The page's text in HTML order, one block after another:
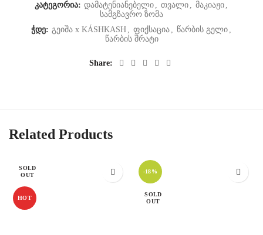
კატეგორია: დამატენიანებელი , თვალი , მაკიაჟი ,
სამგზავრო ზომა
ჭდე: გეიშა x KÁSHKASH , ფიქსაცია , წარბის გელი ,
წარბის შრატი
Share
Related Products
SOLD
OUT
HOT
-18%
SOLD
OUT